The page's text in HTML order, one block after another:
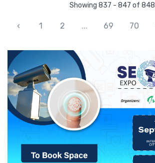
Showing 837 - 847 of 848
‹ 1 2 ... 69 70